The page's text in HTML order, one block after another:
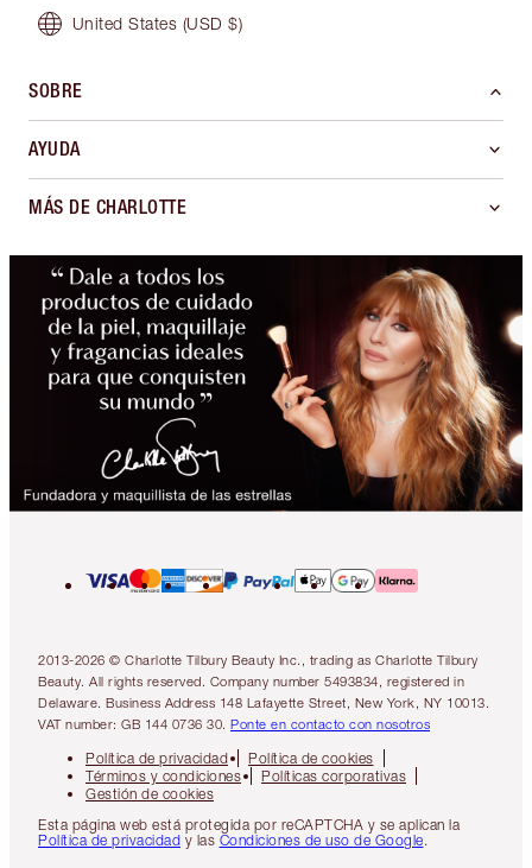
United States (USD $)
SOBRE
AYUDA
MÁS DE CHARLOTTE
2013-2026 © Charlotte Tilbury Beauty Inc., trading as Charlotte Tilbury
Beauty. All rights reserved. Company number 5493834, registered in
Delaware. Business Address 148 Lafayette Street, New York, NY 10013.
VAT number: GB 144 0736 30. Ponte en contacto con nosotros
Política de privacidad
Política de cookies
Términos y condiciones
Políticas corporativas
Gestión de cookies
Esta página web está protegida por reCAPTCHA y se aplican la
Política de privacidad y las Condiciones de uso de Google.